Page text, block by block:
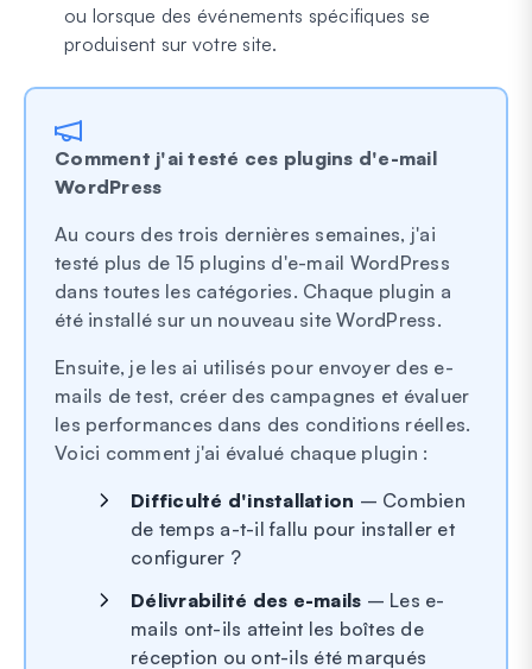
ou lorsque des événements spécifiques se
produisent sur votre site.
Comment j'ai testé ces plugins d'e-mail
WordPress
Au cours des trois dernières semaines, j'ai
testé plus de 15 plugins d'e-mail WordPress
dans toutes les catégories. Chaque plugin a
été installé sur un nouveau site WordPress.
Ensuite, je les ai utilisés pour envoyer des e-
mails de test, créer des campagnes et évaluer
les performances dans des conditions réelles.
Voici comment j'ai évalué chaque plugin :
Difficulté d'installation – Combien
de temps a-t-il fallu pour installer et
configurer ?
Délivrabilité des e-mails – Les e-
mails ont-ils atteint les boîtes de
réception ou ont-ils été marqués